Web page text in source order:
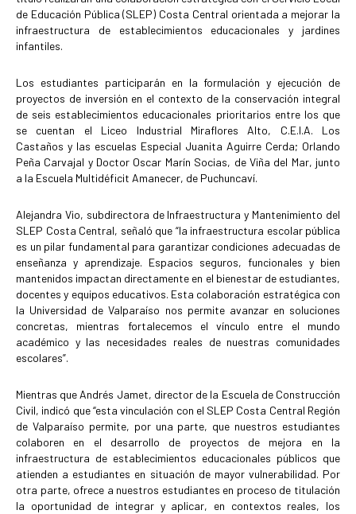
de Educación Pública (SLEP) Costa Central orientada a mejorar la
infraestructura de establecimientos educacionales y jardines
infantiles.
Los estudiantes participarán en la formulación y ejecución de
proyectos de inversión en el contexto de la conservación integral
de seis establecimientos educacionales prioritarios entre los que
se cuentan el Liceo Industrial Miraflores Alto, C.E.I.A. Los
Castaños y las escuelas Especial Juanita Aguirre Cerda; Orlando
Peña Carvajal y Doctor Oscar Marín Socias, de Viña del Mar, junto
a la Escuela Multidéficit Amanecer, de Puchuncaví.
Alejandra Vio, subdirectora de Infraestructura y Mantenimiento del
SLEP Costa Central, señaló que “la infraestructura escolar pública
es un pilar fundamental para garantizar condiciones adecuadas de
enseñanza y aprendizaje. Espacios seguros, funcionales y bien
mantenidos impactan directamente en el bienestar de estudiantes,
docentes y equipos educativos. Esta colaboración estratégica con
la Universidad de Valparaíso nos permite avanzar en soluciones
concretas, mientras fortalecemos el vínculo entre el mundo
académico y las necesidades reales de nuestras comunidades
escolares”.
Mientras que Andrés Jamet, director de la Escuela de Construcción
Civil, indicó que “esta vinculación con el SLEP Costa Central Región
de Valparaíso permite, por una parte, que nuestros estudiantes
colaboren en el desarrollo de proyectos de mejora en la
infraestructura de establecimientos educacionales públicos que
atienden a estudiantes en situación de mayor vulnerabilidad. Por
otra parte, ofrece a nuestros estudiantes en proceso de titulación
la oportunidad de integrar y aplicar, en contextos reales, los